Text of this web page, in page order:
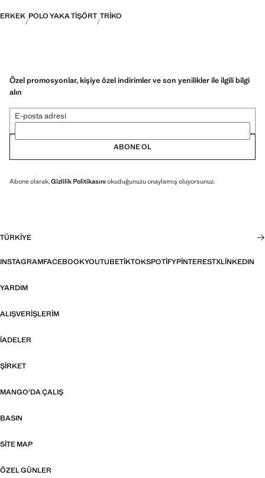
ERKEK POLO YAKA TIŞÖRT TRIKO
Özel promosyonlar, kişiye özel indirimler ve son yenilikler ile ilgili bilgi
alın
E-posta adresi
ABONE OL
Abone olarak,Gizlilik Politikasını okuduğunuzu onaylamış oluyorsunuz.
TÜRKIYE
INSTAGRAMFACEBOOKYOUTUBETIKTOKSPOTIFYPINTERESTXLINKEDIN
YARDIM
ALIŞVERIŞLERIM
İADELER
ŞIRKET
MANGO'DA ÇALIŞ
BASIN
SITE MAP
ÖZEL GÜNLER